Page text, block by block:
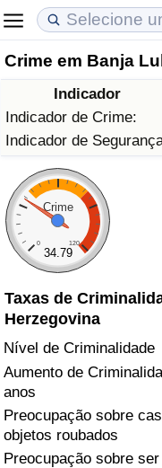
Crime em Banja
Indicador
Indicador de Crime:
Indicador de
Crime
0 120
34.79
Taxas de
Herzegovina
Nível de Criminalidade
Aumento de
anos
Preocupação sobre
objetos roubados
Preocupação sobre
Custo de Vida
Indicador de Custo
Indicador de Custo
Indicador de Custo
em Aqaba
Preços de Imóveis
Indicador de Preços
Indicador de Preços
Indicador de Preços
Qualidade de Vida
Indicador de
Indicador de
Índice de qualidade
Crime
Taxa do Indicador
Indicador de Crime
Índice de
Saúde